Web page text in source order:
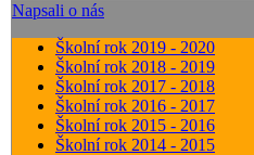
Napsali o nás
Školní rok 2019 - 2020
Školní rok 2018 - 2019
Školní rok 2017 - 2018
Školní rok 2016 - 2017
Školní rok 2015 - 2016
Školní rok 2014 - 2015